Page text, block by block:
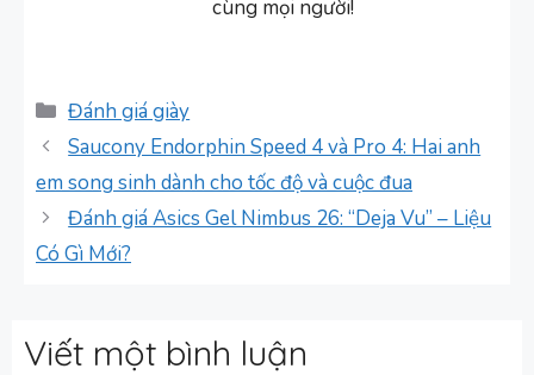
cùng mọi người!
Danh
mục
Đánh giá giày
Saucony Endorphin Speed 4 và Pro 4: Hai anh
em song sinh dành cho tốc độ và cuộc đua
Đánh giá Asics Gel Nimbus 26: “Deja Vu” – Liệu
Có Gì Mới?
Viết một bình luận